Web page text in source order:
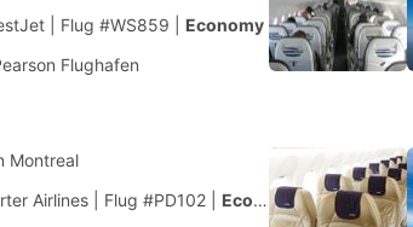
Flug #WS859 Economy
Flughafen
Montreal
Airlines Flug #PD102 Economy